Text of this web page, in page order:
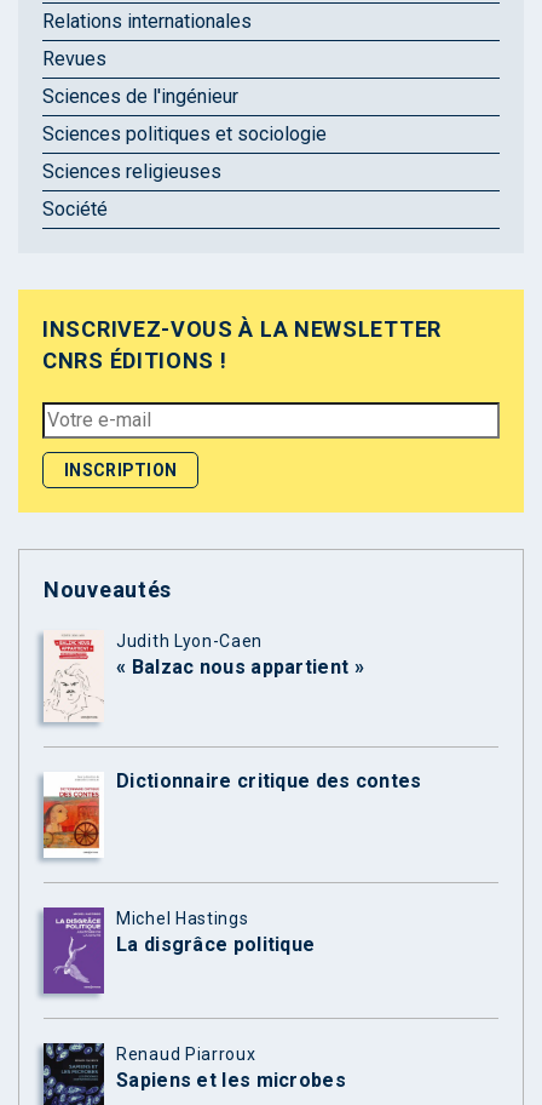
Relations internationales
Revues
Sciences de l'ingénieur
Sciences politiques et sociologie
Sciences religieuses
Société
INSCRIVEZ-VOUS À LA NEWSLETTER
CNRS ÉDITIONS !
Nouveautés
Judith Lyon-Caen
« Balzac nous appartient »
Dictionnaire critique des contes
Michel Hastings
La disgrâce politique
Renaud Piarroux
Sapiens et les microbes